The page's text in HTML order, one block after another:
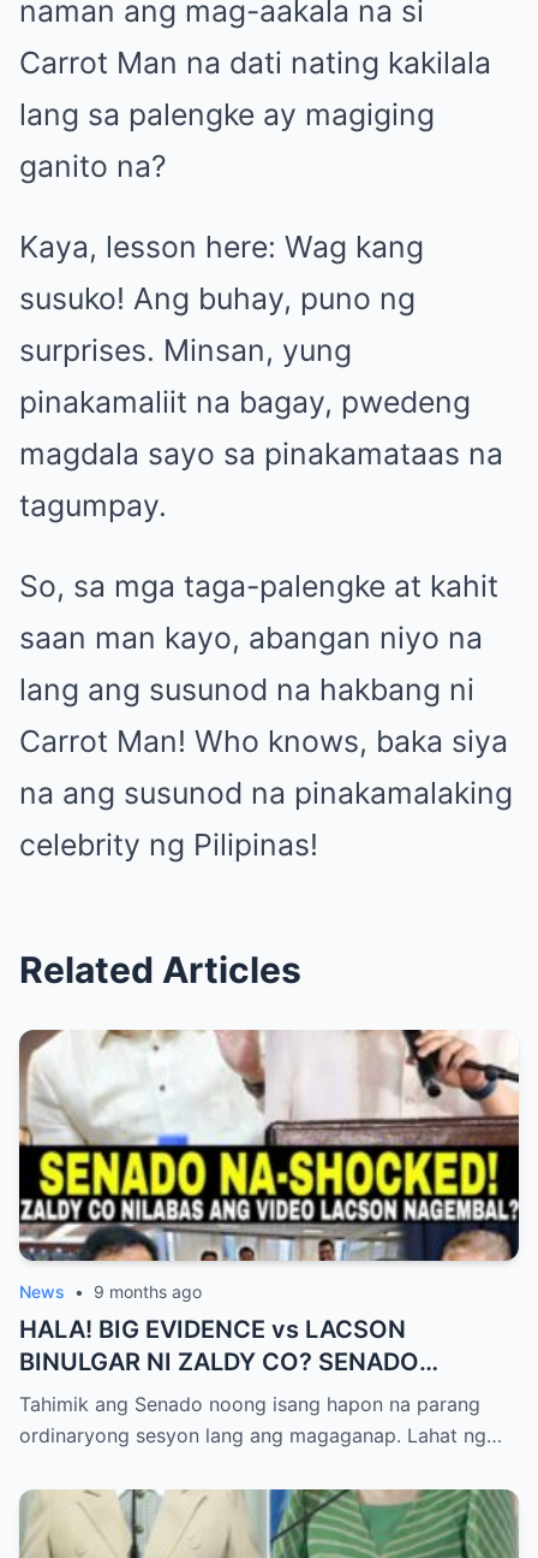
naman ang mag-aakala na si
Carrot Man na dati nating kakilala
lang sa palengke ay magiging
ganito na?
Kaya, lesson here: Wag kang
susuko! Ang buhay, puno ng
surprises. Minsan, yung
pinakamaliit na bagay, pwedeng
magdala sayo sa pinakamataas na
tagumpay.
So, sa mga taga-palengke at kahit
saan man kayo, abangan niyo na
lang ang susunod na hakbang ni
Carrot Man! Who knows, baka siya
na ang susunod na pinakamalaking
celebrity ng Pilipinas!
Related Articles
News • 9 months ago
HALA! BIG EVIDENCE vs LACSON
BINULGAR NI ZALDY CO? SENADO
NASHOCK SA SIKRETO NA KINABAHAN
PAti SI SOTTO!
Tahimik ang Senado noong isang hapon na parang
ordinaryong sesyon lang ang magaganap. Lahat ng…